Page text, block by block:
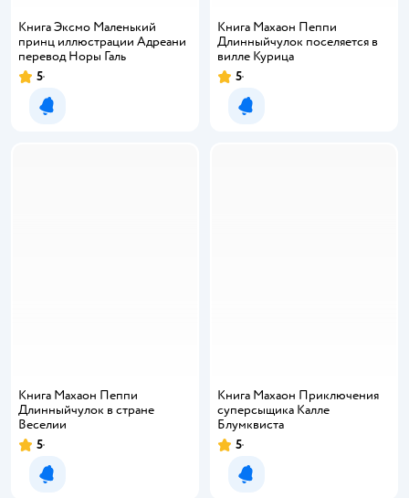
Книга Эксмо Маленький
принц иллюстрации Адреани
перевод Норы Галь
5
Уведомить о появлении
Книга Махаон Пеппи
Длинныйчулок поселяется в
вилле Курица
5
Уведомить о появлении
Книга Махаон Пеппи
Длинныйчулок в стране
Веселии
5
Уведомить о появлении
Книга Махаон Приключения
суперсыщика Калле
Блумквиста
5
Уведомить о появлении